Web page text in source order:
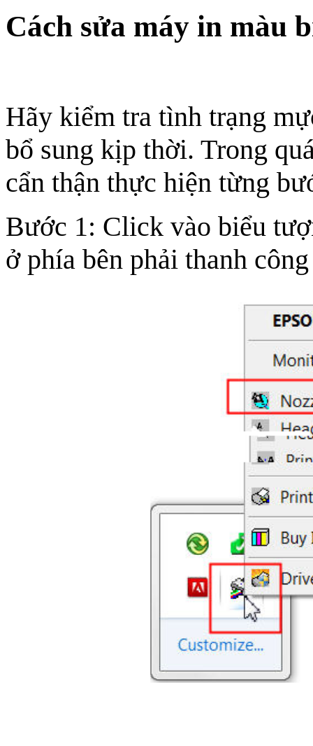
Cách sửa máy in màu
Hãy kiểm tra tình trạng
bổ sung kịp thời. Trong
cẩn thận thực hiện từng
Bước 1: Click vào biểu
ở phía bên phải thanh